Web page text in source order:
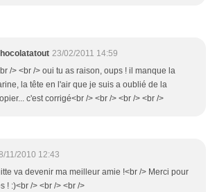
23/02/2011 14:59
/> <br /> oui tu as raison, oups ! il manque la
la tête en l'air que je suis a oublié de la
c'est corrigé<br /> <br /> <br /> <br />
11/2010 12:43
va devenir ma meilleur amie !<br /> Merci pour
! :)<br /> <br /> <br />